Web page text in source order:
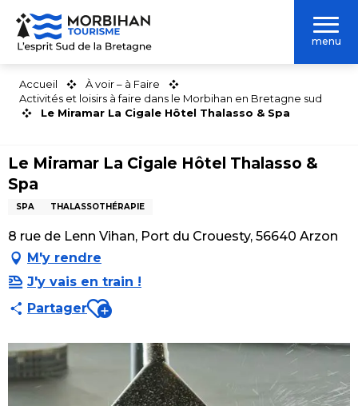
Aller
contenu
menu
Accueil
À voir – à Faire
Activités et loisirs à faire dans le Morbihan en Bretagne sud
Le Miramar La Cigale Hôtel Thalasso & Spa
Le Miramar La Cigale Hôtel Thalasso &
Spa
SPA THALASSOTHÉRAPIE
8 rue de Lenn Vihan, Port du Crouesty, 56640 Arzon
M'y rendre
J'y vais en train !
PartagerAjouter aux favoris